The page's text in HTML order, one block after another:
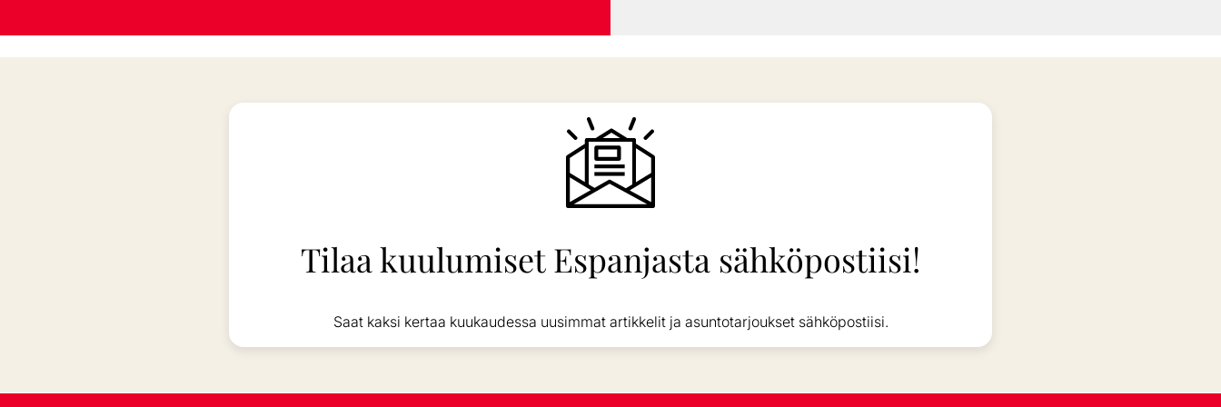
Tilaa kuulumiset Espanjasta sähköpostiisi!
Saat kaksi kertaa kuukaudessa uusimmat artikkelit ja asuntotarjoukset sähköpostiisi.